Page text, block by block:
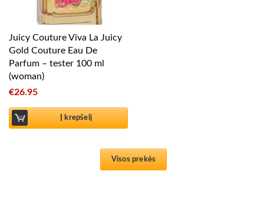
Juicy Couture Viva La Juicy
Gold Couture Eau De
Parfum – tester 100 ml
(woman)
€26.95
Į krepšelį
Visos prekės